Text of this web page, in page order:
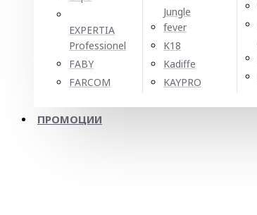
EXPERTIA
Professionel
FABY
FARCOM
Jungle
fever
K18
Kadiffe
KAYPRO
ПРОМОЦИИ